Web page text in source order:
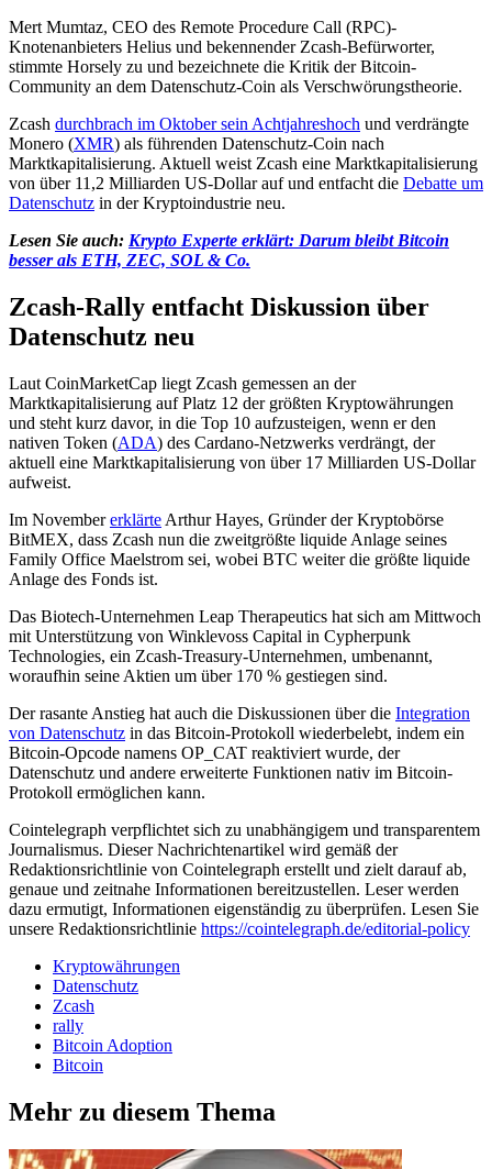
Mert Mumtaz, CEO des Remote Procedure Call (RPC)-
Knotenanbieters Helius und bekennender Zcash-Befürworter,
stimmte Horsely zu und bezeichnete die Kritik der Bitcoin-
Community an dem Datenschutz-Coin als Verschwörungstheorie.
Zcash durchbrach im Oktober sein Achtjahreshoch und verdrängte
Monero (XMR) als führenden Datenschutz-Coin nach
Marktkapitalisierung. Aktuell weist Zcash eine Marktkapitalisierung
von über 11,2 Milliarden US-Dollar auf und entfacht die Debatte um
Datenschutz in der Kryptoindustrie neu.
Lesen Sie auch: Krypto Experte erklärt: Darum bleibt Bitcoin
besser als ETH, ZEC, SOL & Co.
Zcash-Rally entfacht Diskussion über
Datenschutz neu
Laut CoinMarketCap liegt Zcash gemessen an der
Marktkapitalisierung auf Platz 12 der größten Kryptowährungen
und steht kurz davor, in die Top 10 aufzusteigen, wenn er den
nativen Token (ADA) des Cardano-Netzwerks verdrängt, der
aktuell eine Marktkapitalisierung von über 17 Milliarden US-Dollar
aufweist.
Im Novembererklärte Arthur Hayes, Gründer der Kryptobörse
BitMEX, dass Zcash nun die zweitgrößte liquide Anlage seines
Family Office Maelstrom sei, wobei BTC weiter die größte liquide
Anlage des Fonds ist.
Das Biotech-Unternehmen Leap Therapeutics hat sich am Mittwoch
mit Unterstützung von Winklevoss Capital in Cypherpunk
Technologies, ein Zcash-Treasury-Unternehmen, umbenannt,
woraufhin seine Aktien um über 170 % gestiegen sind.
Der rasante Anstieg hat auch die Diskussionen über die Integration
von Datenschutz in das Bitcoin-Protokoll wiederbelebt, indem ein
Bitcoin-Opcode namens OP_CAT reaktiviert wurde, der
Datenschutz und andere erweiterte Funktionen nativ im Bitcoin-
Protokoll ermöglichen kann.
Cointelegraph verpflichtet sich zu unabhängigem und transparentem
Journalismus. Dieser Nachrichtenartikel wird gemäß der
Redaktionsrichtlinie von Cointelegraph erstellt und zielt darauf ab,
genaue und zeitnahe Informationen bereitzustellen. Leser werden
dazu ermutigt, Informationen eigenständig zu überprüfen. Lesen Sie
unsere Redaktionsrichtlinie https://cointelegraph.de/editorial-policy
Kryptowährungen
Datenschutz
Zcash
rally
Bitcoin Adoption
Bitcoin
Mehr zu diesem Thema